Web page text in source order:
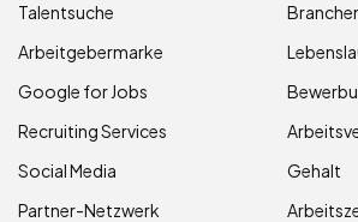
Talentsuche
Arbeitgebermarke
Google for Jobs
Recruiting Services
Social Media
Partner-Netzwerk
Gehalt